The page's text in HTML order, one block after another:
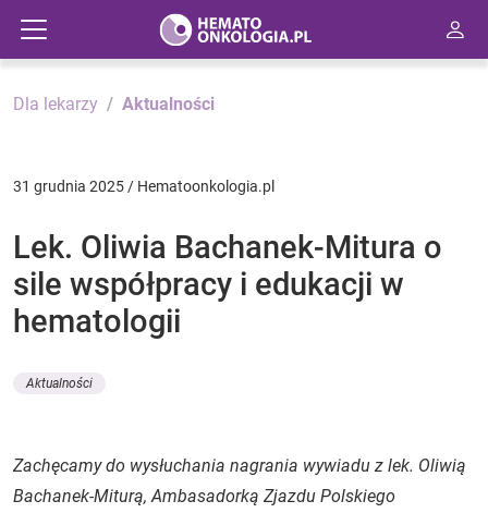
Dla lekarzy Aktualności
31 grudnia 2025 / Hematoonkologia.pl
Lek. Oliwia Bachanek-Mitura o
sile współpracy i edukacji w
hematologii
Aktualności
Zachęcamy do wysłuchania nagrania wywiadu z lek. Oliwią
Bachanek-Miturą, Ambasadorką Zjazdu Polskiego